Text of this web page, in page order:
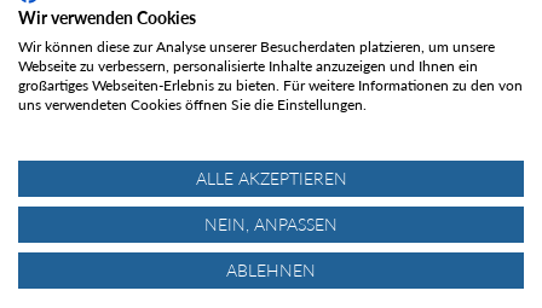
Social Media
Gefällt mir
Wir verwenden Cookies
Wir können diese zur Analyse unserer Besucherdaten platzieren, um unsere
Webseite zu verbessern, personalisierte Inhalte anzuzeigen und Ihnen ein
großartiges Webseiten-Erlebnis zu bieten. Für weitere Informationen zu den von
uns verwendeten Cookies öffnen Sie die Einstellungen.
ALLE AKZEPTIEREN
NEIN, ANPASSEN
ABLEHNEN